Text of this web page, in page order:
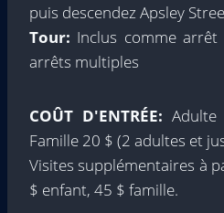
puis descendez Apsley
Tour: Inclus comme
arrêts multiples
COÛT D'ENTRÉE:
Famille 20 $ (2 adultes et
Visites supplémentaires à
$ enfant, 45 $ famille.